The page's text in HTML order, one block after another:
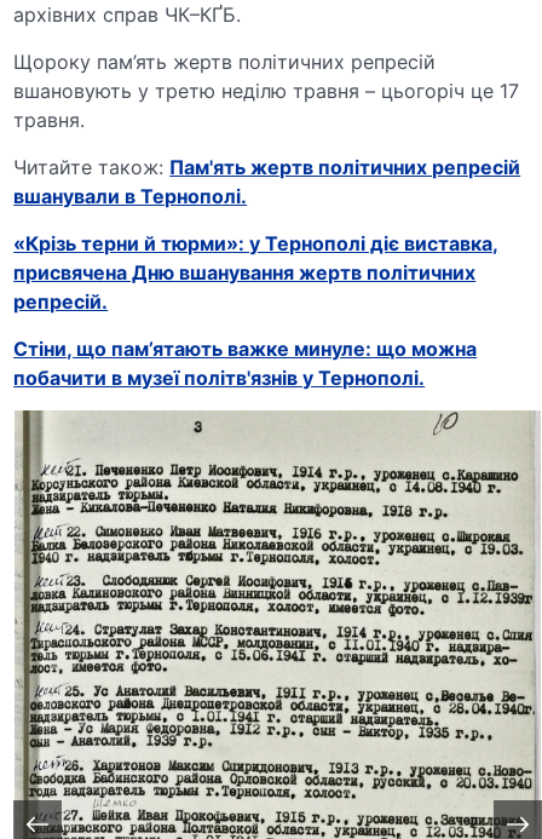
архівних справ ЧК–КҐБ.
Щороку пам’ять жертв політичних репресій
вшановують у третю неділю травня – цьогоріч це 17
травня.
Читайте також: Пам'ять жертв політичних репресій
вшанували в Тернополі.
«Крізь терни й тюрми»: у Тернополі діє виставка,
присвячена Дню вшанування жертв політичних
репресій.
Стіни, що пам’ятають важке минуле: що можна
побачити в музеї політв'язнів у Тернополі.